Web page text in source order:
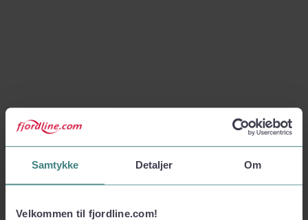
Samtykke Detaljer Om
Velkommen til fjordline.com!